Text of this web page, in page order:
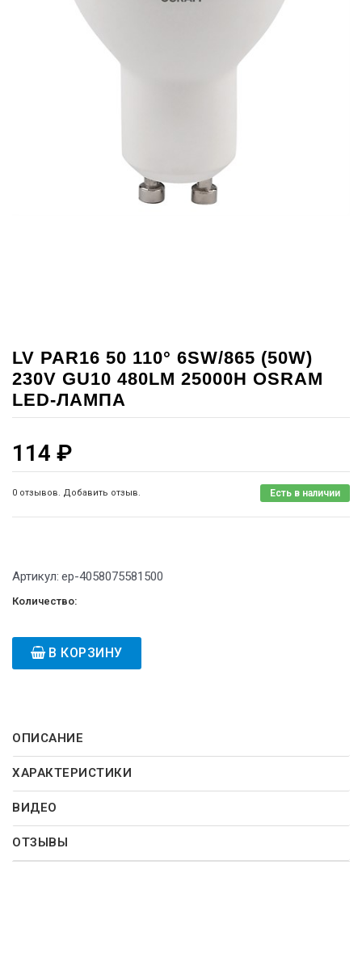
LV PAR16 50 110° 6SW/865 (50W)
230V GU10 480LM 25000H OSRAM
LED-ЛАМПА
114 ₽
0 отзывов. Добавить отзыв. Есть в наличии
Артикул: ep-4058075581500
Количество:
В КОРЗИНУ
ОПИСАНИЕ
ХАРАКТЕРИСТИКИ
ВИДЕО
ОТЗЫВЫ